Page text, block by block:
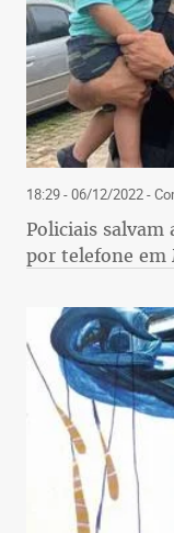
18:29 - 06/12/2022-
Policiais salvam
por telefone em